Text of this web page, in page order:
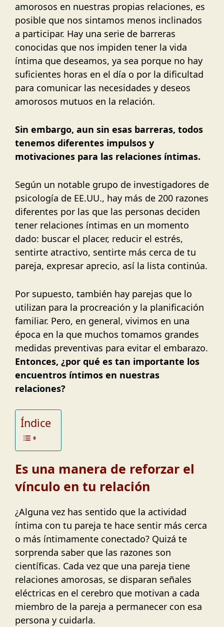
amorosos en nuestras propias relaciones, es
posible que nos sintamos menos inclinados
a participar. Hay una serie de barreras
conocidas que nos impiden tener la vida
íntima que deseamos, ya sea porque no hay
suficientes horas en el día o por la dificultad
para comunicar las necesidades y deseos
amorosos mutuos en la relación.
Sin embargo, aun sin esas barreras, todos
tenemos diferentes impulsos y
motivaciones para las relaciones íntimas.
Según un notable grupo de investigadores de
psicología de EE.UU., hay más de 200 razones
diferentes por las que las personas deciden
tener relaciones íntimas en un momento
dado: buscar el placer, reducir el estrés,
sentirte atractivo, sentirte más cerca de tu
pareja, expresar aprecio, así la lista continúa.
Por supuesto, también hay parejas que lo
utilizan para la procreación y la planificación
familiar. Pero, en general, vivimos en una
época en la que muchos tomamos grandes
medidas preventivas para evitar el embarazo.
Entonces, ¿por qué es tan importante los
encuentros íntimos en nuestras
relaciones?
Índice
Es una manera de reforzar el
vínculo en tu relación
¿Alguna vez has sentido que la actividad
íntima con tu pareja te hace sentir más cerca
o más íntimamente conectado? Quizá te
sorprenda saber que las razones son
científicas. Cada vez que una pareja tiene
relaciones amorosas, se disparan señales
eléctricas en el cerebro que motivan a cada
miembro de la pareja a permanecer con esa
persona y cuidarla.